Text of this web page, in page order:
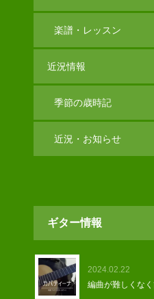
楽譜・レッスン
近況情報
季節の歳時記
近況・お知らせ
ギター情報
2024.02.22
編曲が難しくな